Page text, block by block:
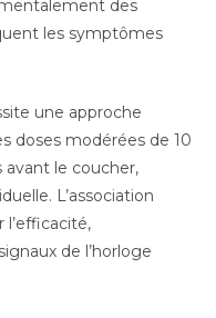
des
les symptômes
une approche
doses modérées de 10
avant le coucher,
L’association
de l’horloge